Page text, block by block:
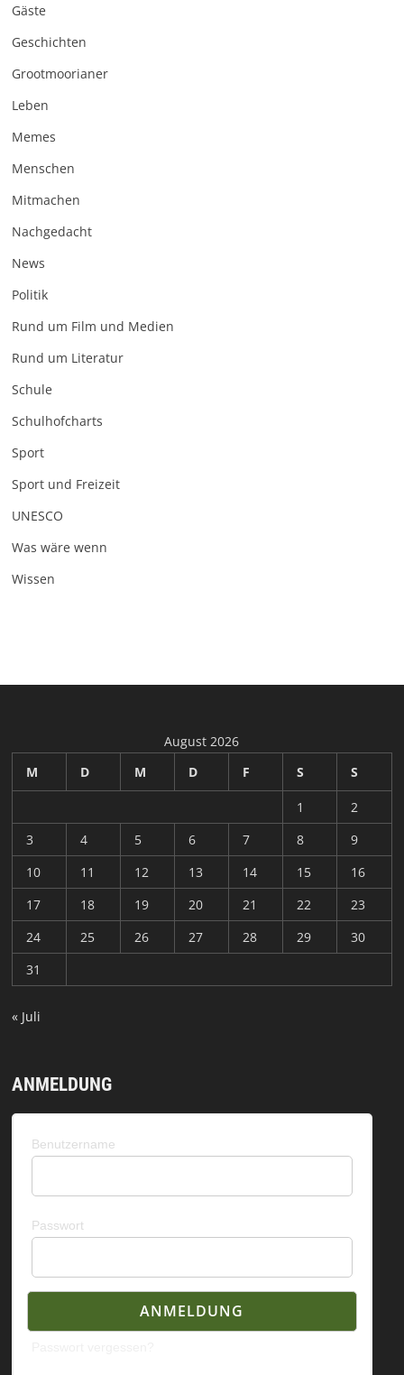
Gäste
Geschichten
Grootmoorianer
Leben
Memes
Menschen
Mitmachen
Nachgedacht
News
Politik
Rund um Film und Medien
Rund um Literatur
Schule
Schulhofcharts
Sport
Sport und Freizeit
UNESCO
Was wäre wenn
Wissen
August 2026
M
D M D F S S
1
2
3
4 5 6 7 8
9
10
11 12 13 14 15
16
17
18 19 20 21 22
23
24
25 26 27 28 29
30
31
« Juli
ANMELDUNG
Benutzername
Passwort